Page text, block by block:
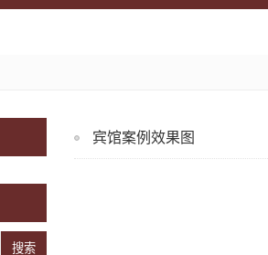
宾馆案例效果图